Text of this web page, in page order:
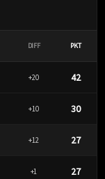
DIFF PKT
+20 42
+10 30
+12 27
+1 27